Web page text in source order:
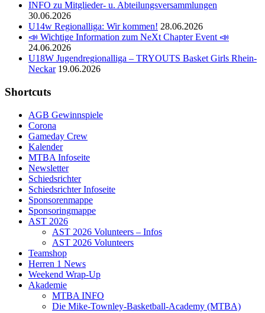
INFO zu Mitglieder- u. Abteilungsversammlungen
30.06.2026
U14w Regionalliga: Wir kommen! 28.06.2026
📣 Wichtige Information zum NeXt Chapter Event 📣
24.06.2026
U18W Jugendregionalliga – TRYOUTS Basket Girls Rhein-
Neckar 19.06.2026
Shortcuts
AGB Gewinnspiele
Corona
Gameday Crew
Kalender
MTBA Infoseite
Newsletter
Schiedsrichter
Schiedsrichter Infoseite
Sponsorenmappe
Sponsoringmappe
AST 2026
AST 2026 Volunteers – Infos
AST 2026 Volunteers
Teamshop
Herren 1 News
Weekend Wrap-Up
Akademie
MTBA INFO
Die Mike-Townley-Basketball-Academy (MTBA)